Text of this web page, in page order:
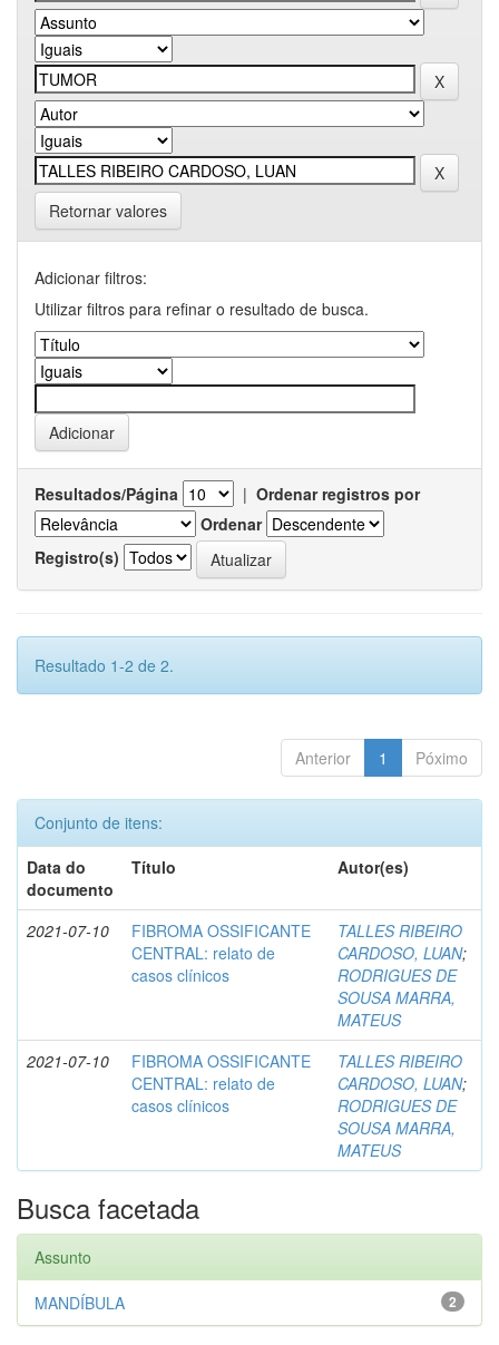
Retornar valores
Adicionar filtros:
Utilizar filtros para refinar o resultado de busca.
Resultados/Página | Ordenar registros por
Ordenar
Registro(s)
Resultado 1-2 de 2.
Anterior 1 Póximo
Conjunto de itens:
Data do
documento
Título Autor(es)
2021-07-10
FIBROMA OSSIFICANTE
CENTRAL: relato de
casos clínicos
TALLES RIBEIRO
CARDOSO, LUAN;
RODRIGUES DE
SOUSA MARRA,
MATEUS
2021-07-10
FIBROMA OSSIFICANTE
CENTRAL: relato de
casos clínicos
TALLES RIBEIRO
CARDOSO, LUAN;
RODRIGUES DE
SOUSA MARRA,
MATEUS
Busca facetada
Assunto
2
MANDÍBULA